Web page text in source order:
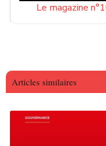
Le magazine
Articles similaires